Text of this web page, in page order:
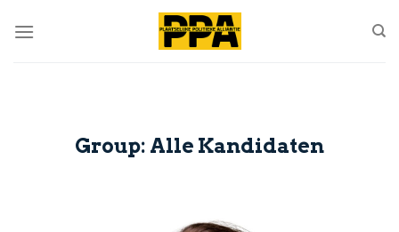
Group: Alle Kandidaten